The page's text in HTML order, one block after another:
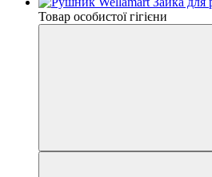
Товар особистої гігієни